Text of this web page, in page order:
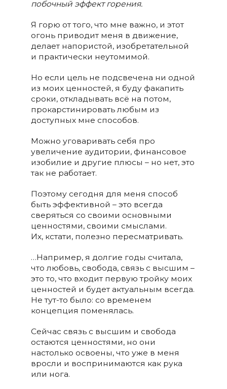
побочный эффект горения.
Я горю от того, что мне важно, и этот
огонь приводит меня в движение,
делает напористой, изобретательной
и практически неутомимой.
Но если цель не подсвечена ни одной
из моих ценностей, я буду факапить
сроки, откладывать всё на потом,
прокарстинировать любым из
доступных мне способов.
Можно уговаривать себя про
увеличение аудитории, финансовое
изобилие и другие плюсы – но нет, это
так не работает.
Поэтому сегодня для меня способ
быть эффективной – это всегда
сверяться со своими основными
ценностями, своими смыслами.
Их, кстати, полезно пересматривать.
…Например, я долгие годы считала,
что любовь, свобода, связь с высшим –
это то, что входит первую тройку моих
ценностей и будет актуальным всегда.
Не тут-то было: со временем
концепция поменялась.
Сейчас связь с высшим и свобода
остаются ценностями, но они
настолько освоены, что уже в меня
вросли и воспринимаются как рука
или нога.